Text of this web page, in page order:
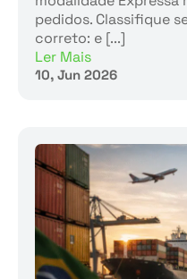
pedidos. Classifique
correto: e [...]
Ler Mais
10, Jun 2026